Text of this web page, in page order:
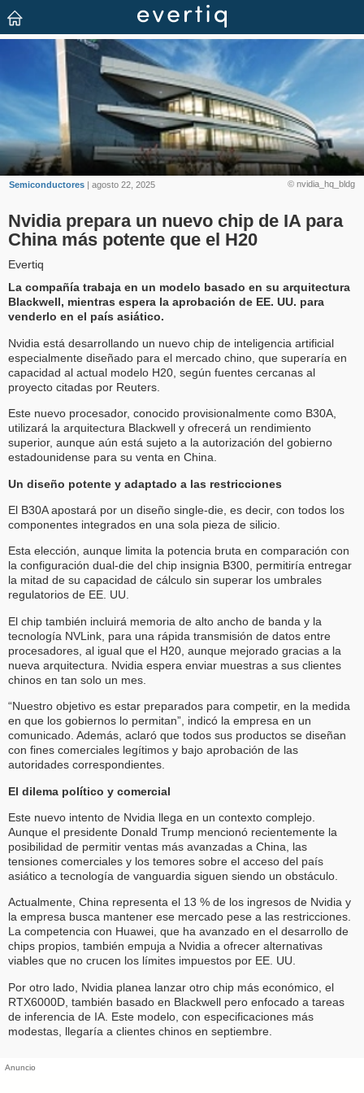
© nvidia_hq_bldg
Semiconductores | agosto 22, 2025
Nvidia prepara un nuevo chip de IA para
China más potente que el H20
Evertiq
La compañía trabaja en un modelo basado en su arquitectura
Blackwell, mientras espera la aprobación de EE. UU. para
venderlo en el país asiático.
Nvidia está desarrollando un nuevo chip de inteligencia artificial
especialmente diseñado para el mercado chino, que superaría en
capacidad al actual modelo H20, según fuentes cercanas al
proyecto citadas por Reuters.
Este nuevo procesador, conocido provisionalmente como B30A,
utilizará la arquitectura Blackwell y ofrecerá un rendimiento
superior, aunque aún está sujeto a la autorización del gobierno
estadounidense para su venta en China.
Un diseño potente y adaptado a las restricciones
El B30A apostará por un diseño single-die, es decir, con todos los
componentes integrados en una sola pieza de silicio.
Esta elección, aunque limita la potencia bruta en comparación con
la configuración dual-die del chip insignia B300, permitiría entregar
la mitad de su capacidad de cálculo sin superar los umbrales
regulatorios de EE. UU.
El chip también incluirá memoria de alto ancho de banda y la
tecnología NVLink, para una rápida transmisión de datos entre
procesadores, al igual que el H20, aunque mejorado gracias a la
nueva arquitectura. Nvidia espera enviar muestras a sus clientes
chinos en tan solo un mes.
“Nuestro objetivo es estar preparados para competir, en la medida
en que los gobiernos lo permitan”, indicó la empresa en un
comunicado. Además, aclaró que todos sus productos se diseñan
con fines comerciales legítimos y bajo aprobación de las
autoridades correspondientes.
El dilema político y comercial
Este nuevo intento de Nvidia llega en un contexto complejo.
Aunque el presidente Donald Trump mencionó recientemente la
posibilidad de permitir ventas más avanzadas a China, las
tensiones comerciales y los temores sobre el acceso del país
asiático a tecnología de vanguardia siguen siendo un obstáculo.
Actualmente, China representa el 13 % de los ingresos de Nvidia y
la empresa busca mantener ese mercado pese a las restricciones.
La competencia con Huawei, que ha avanzado en el desarrollo de
chips propios, también empuja a Nvidia a ofrecer alternativas
viables que no crucen los límites impuestos por EE. UU.
Por otro lado, Nvidia planea lanzar otro chip más económico, el
RTX6000D, también basado en Blackwell pero enfocado a tareas
de inferencia de IA. Este modelo, con especificaciones más
modestas, llegaría a clientes chinos en septiembre.
Anuncio